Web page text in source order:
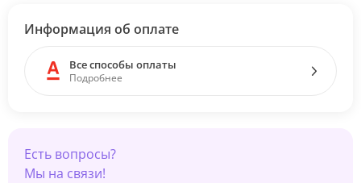
Информация об оплате
Все способы оплаты
Подробнее
Есть вопросы?
Мы на связи!